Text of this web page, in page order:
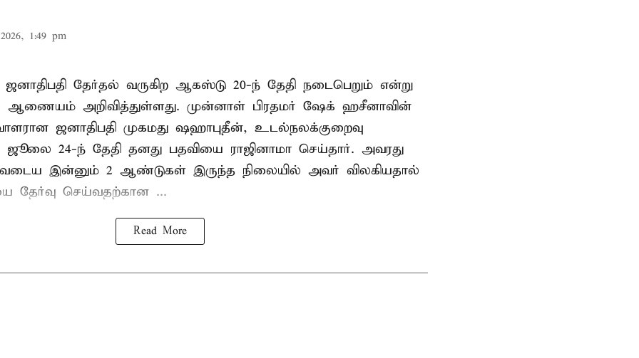
1:49 pm
தேர்தல் வருகிற ஆகஸ்டு 20-ந் தேதி நடைபெறும் என்று
ஆணையம் அறிவித்துள்ளது. முன்னாள் பிரதமர் ஷேக் ஹசீனாவின்
ஜனாதிபதி முகமது ஷஹாபுதீன், உடல்நலக்குறைவு
24-ந் தேதி தனது பதவியை ராஜினாமா செய்தார். அவரது
இன்னும் 2 ஆண்டுகள் இருந்த நிலையில் அவர் விலகியதால்
தேர்வு செய்வதற்கான ...
Read More